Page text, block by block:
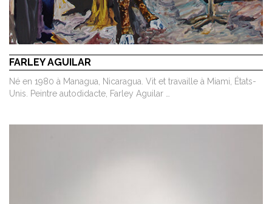
FARLEY AGUILAR
Né en 1980 à Managua, Nicaragua. Vit et travaille à Miami, États-
Unis. Peintre autodidacte, Farley Aguilar …